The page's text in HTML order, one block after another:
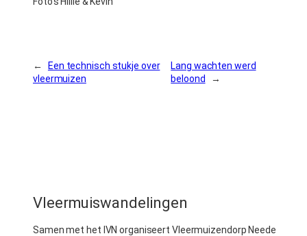
←
Een technisch stukje over
vleermuizen
Lang wachten werd
beloond
→
Vleermuiswandelingen
Samen met het IVN organiseert Vleermuizendorp Neede